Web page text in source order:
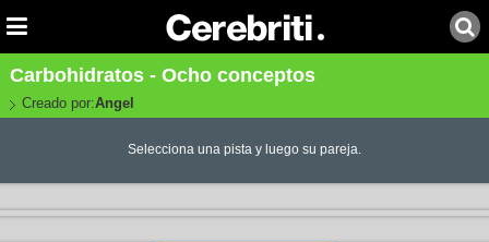
Carbohidratos - Ocho conceptos
Creado por:Angel
Selecciona una pista y luego su pareja.